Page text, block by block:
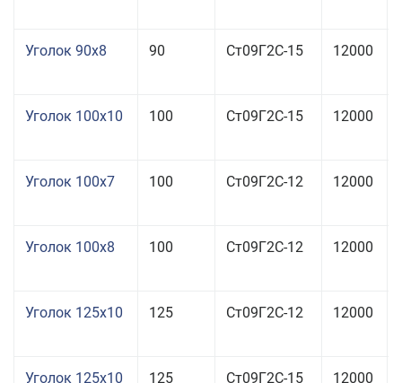
Уголок 90x8 90 Ст09Г2С-15 12000
Уголок 100x10 100 Ст09Г2С-15 12000
Уголок 100x7 100 Ст09Г2С-12 12000
Уголок 100x8 100 Ст09Г2С-12 12000
Уголок 125x10 125 Ст09Г2С-12 12000
Уголок 125x10 125 Ст09Г2С-15 12000